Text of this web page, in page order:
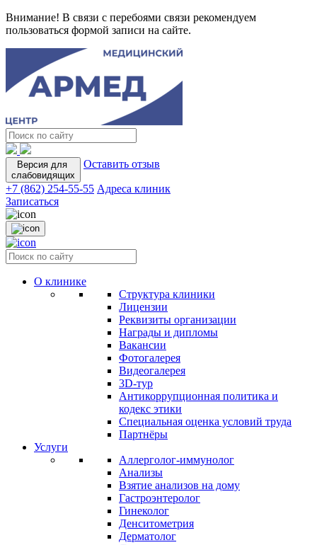
Внимание! В связи с перебоями связи рекомендуем
пользоваться формой записи на сайте.
Версия для
слабовидящих
Оставить отзыв
+7 (862) 254-55-55 Адреса клиник
Записаться
О клинике
Структура клиники
Лицензии
Реквизиты организации
Награды и дипломы
Вакансии
Фотогалерея
Видеогалерея
3D-тур
Антикоррупционная политика и
кодекс этики
Специальная оценка условий труда
Партнёры
Услуги
Аллерголог-иммунолог
Анализы
Взятие анализов на дому
Гастроэнтеролог
Гинеколог
Денситометрия
Дерматолог